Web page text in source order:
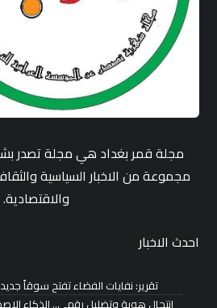
مجلة قمر بغداد هي مجلة تصدر
مجموعة من الاخبار السياسية
والاقتصادية.
احدث الاخبار
تقرير: نفايات الفضاء تفتح سوقاً
انتحال هوية وتضليل رقمي.. الذكاء